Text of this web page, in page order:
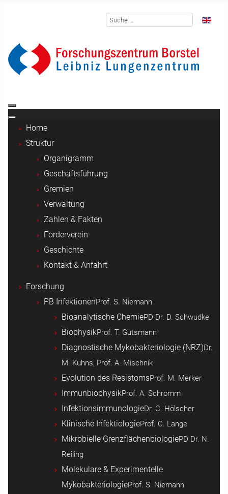
Suchen Sprache
Home
Struktur
Organigramm
Geschäftsführung
Gremien
Verwaltung
Zahlen & Fakten
Förderverein
Geschichte
Kontakt & Anfahrt
Forschung
PB InfektionenProf. S. Niemann
Bioanalytische ChemiePD Dr. D. Schwudke
BiophysikProf. T. Gutsmann
Diagnostische Mykobakteriologie (NRZ)Dr.
M. Kuhns, Prof. A. Mischnik
Evolution des ResistomsProf. M. Merker
ImmunbiophysikProf. A. Schromm
InfektionsimmunologieDr. C. Hölscher
Klinische InfektiologieProf. C. Lange
Mikrobielle GrenzflächenbiologiePD Dr. N.
Reiling
Molekulare & Experimentelle
MykobakteriologieProf. S. Niemann